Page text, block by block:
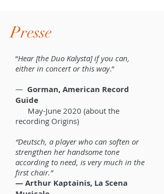
Presse
“Hear [the Duo Kalysta] if you can,
either in concert or this way.”
— Gorman, American Record
Guide
May-June 2020 (about the
recording Origins)
“Deutsch, a player who can soften or
strengthen her handsome tone
according to need, is very much in the
first chair.”
— Arthur Kaptainis, La Scena